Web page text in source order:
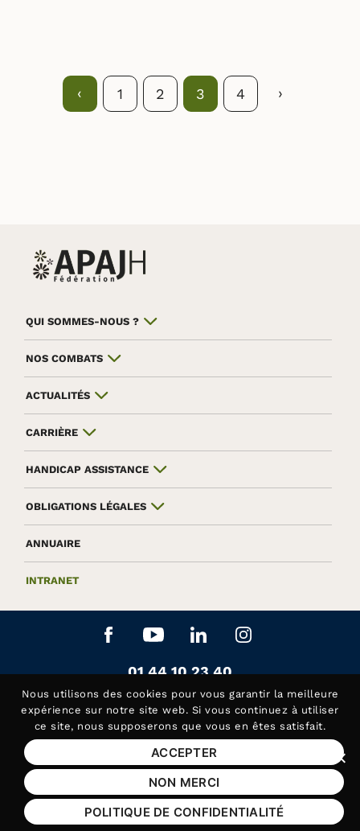
Précédent
‹ 1 2 3 4 Suivant
›
QUI SOMMES-NOUS ?
NOS COMBATS
ACTUALITÉS
CARRIÈRE
HANDICAP ASSISTANCE
OBLIGATIONS LÉGALES
ANNUAIRE
INTRANET
Aller sur le réseau social
Aller sur le réseau social
Aller sur le réseau
Aller sur le
Contactez-nous au
01 44 10 23 40
Siège de la Fédération APAJH
Contactez-nous au
01 44 10 81 50
Handicap Assistance, les lundis et jeudis matin
Mentions légales
Plan du site
Aide et accessibilité
Nous utilisons des cookies pour vous garantir la meilleure
expérience sur notre site web. Si vous continuez à utiliser
ce site, nous supposerons que vous en êtes satisfait.
ACCEPTER
NON MERCI
POLITIQUE DE CONFIDENTIALITÉ